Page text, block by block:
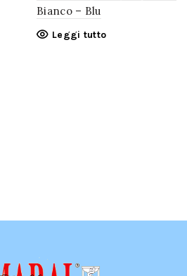
Bianco – Blu
Leggi tutto